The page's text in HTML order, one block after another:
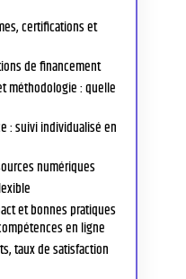
certifications et
de financement
méthodologie : quelle
: suivi individualisé en
numériques
et bonnes pratiques
en ligne
taux de satisfaction